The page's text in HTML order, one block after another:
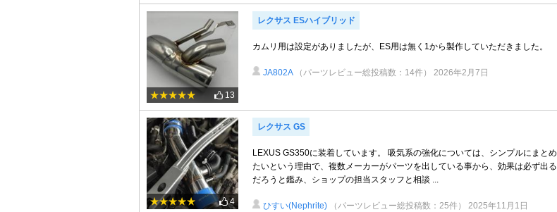
13
レクサス ESハイブリッド
カムリ用は設定がありましたが、ES用は無く1から製作していただきました。
JA802A （パーツレビュー総投稿数：14件） 2026年2月7日
4
レクサス GS
LEXUS GS350に装着しています。 吸気系の強化については、シンプルにまとめ
たいという理由で、複数メーカーがパーツを出している事から、効果は必ず出る
だろうと鑑み、ショップの担当スタッフと相談 ...
ひすい(Nephrite) （パーツレビュー総投稿数：25件） 2025年11月1日